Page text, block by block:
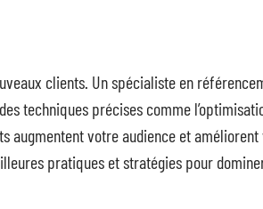
clients. Un spécialiste en
techniques précises comme
augmentent votre audience et
pratiques et stratégies pour